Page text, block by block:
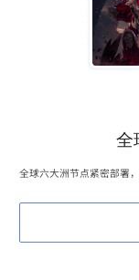
全
全球六大洲节点紧密部署